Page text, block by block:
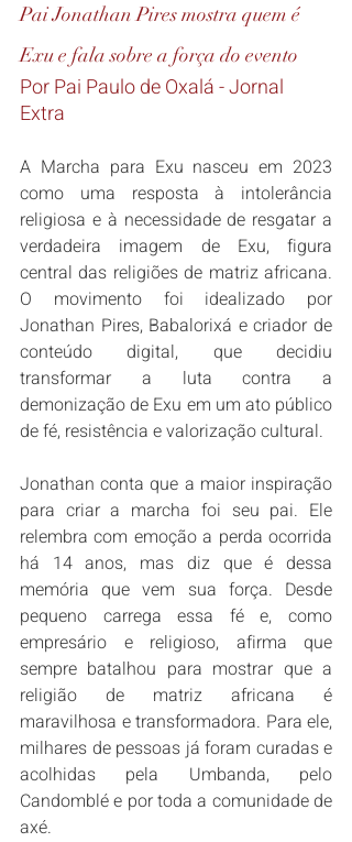
Pai Jonathan Pires mostra quem é
Exu e fala sobre a força do evento
Por Pai Paulo de Oxalá - Jornal
Extra
A Marcha para Exu nasceu em 2023
como uma resposta à intolerância
religiosa e à necessidade de resgatar a
verdadeira imagem de Exu, figura
central das religiões de matriz africana.
O movimento foi idealizado por
Jonathan Pires, Babalorixá e criador de
conteúdo digital, que decidiu
transformar a luta contra a
demonização de Exu em um ato público
de fé, resistência e valorização cultural.
Jonathan conta que a maior inspiração
para criar a marcha foi seu pai. Ele
relembra com emoção a perda ocorrida
há 14 anos, mas diz que é dessa
memória que vem sua força. Desde
pequeno carrega essa fé e, como
empresário e religioso, afirma que
sempre batalhou para mostrar que a
religião de matriz africana é
maravilhosa e transformadora. Para ele,
milhares de pessoas já foram curadas e
acolhidas pela Umbanda, pelo
Candomblé e por toda a comunidade de
axé.